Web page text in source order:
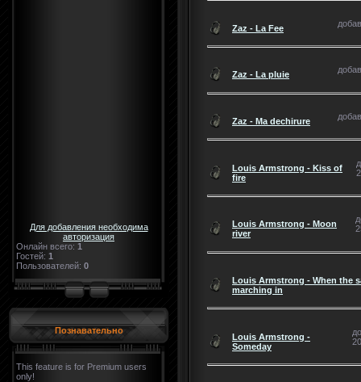
Для добавления необходима
авторизация
Онлайн всего: 1
Гостей: 1
Пользователей: 0
Познавательно
This feature is for Premium users
only!
Zaz - La Fee
Zaz - La pluie
Zaz - Ma dechirure
Louis Armstrong - Kiss of
fire
Louis Armstrong - Moon
river
Louis Armstrong - When the
marching in
Louis Armstrong -
Someday